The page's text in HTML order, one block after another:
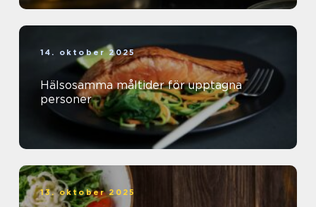
14. oktober 2025
Hälsosamma måltider för upptagna
personer
13. oktober 2025